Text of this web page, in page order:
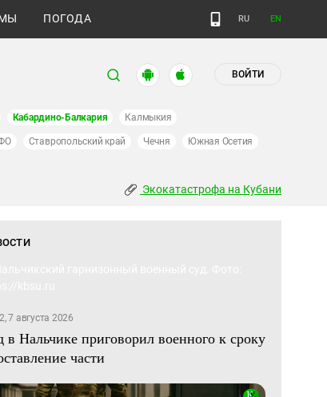
ПОГОДА RU EN
ВОЙТИ
Кабардино-Балкария Калмыкия
Ставропольский край Чечня Южная Осетия
Экокатастрофа на Кубани
7 августа 2026
в Нальчике приговорил военного к сроку
части